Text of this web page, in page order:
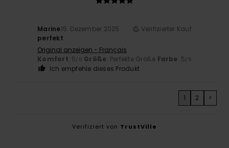
Marine15. Dezember 2025
Verifizierter Kauf
perfekt
Original anzeigen - Français
Komfort: 5 /5 Größe: Perfekte Größe Farbe: 5 /5
Ich empfehle dieses Produkt
1 2 >
Verifiziert von TrustVille